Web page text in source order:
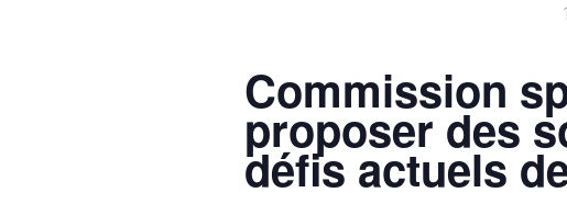
Commission
proposer des
défis actuels